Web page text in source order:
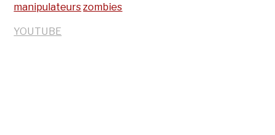
manipulateurszombies
YOUTUBE